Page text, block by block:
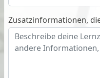
Zusatzinformationen,